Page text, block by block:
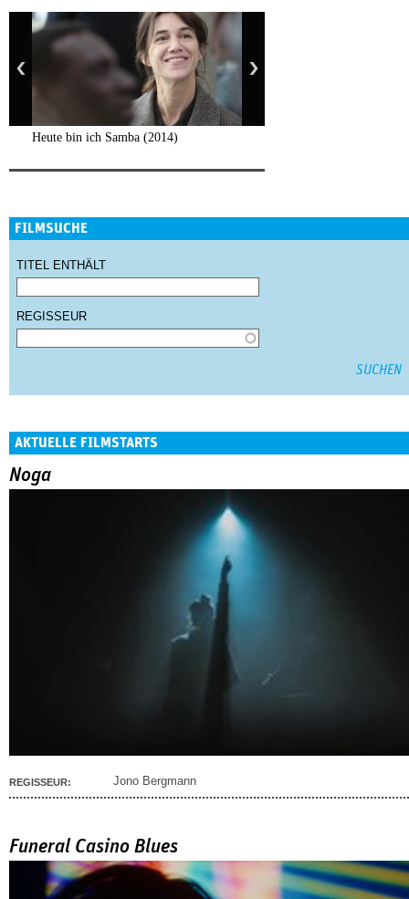
Heute bin ich Samba (2014)
FILMSUCHE
TITEL ENTHÄLT
REGISSEUR
AKTUELLE FILMSTARTS
Noga
REGISSEUR: Jono Bergmann
Funeral Casino Blues